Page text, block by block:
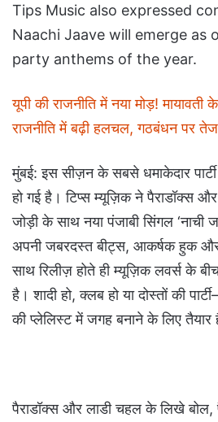
Tips Music also expressed
Naachi Jaave will emerge as
party anthems of the year.
यूपी की राजनीति में नया मोड़!
राजनीति में बढ़ी हलचल, गठबंधन पर
मुंबई: इस सीज़न के सबसे धमाकेदार
हो गई है। टिप्स म्यूज़िक ने पैराडॉक्स और
जोड़ी के साथ नया पंजाबी सिंगल ‘नाची
अपनी जबरदस्त बीट्स, आकर्षक हुक और
साथ रिलीज़ होते ही म्यूज़िक लवर्स के
है। शादी हो, क्लब हो या दोस्तों की
की प्लेलिस्ट में जगह बनाने के लिए तैयार
पैराडॉक्स और लाडी चहल के लिखे बोल,